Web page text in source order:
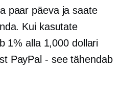
paar päeva ja saate
Kui kasutate
1% alla 1,000 dollari
PayPal - see tähendab